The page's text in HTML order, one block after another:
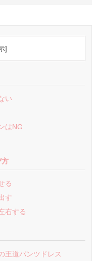
]
い
はNG
方
る
す
右する
王道パンツドレス